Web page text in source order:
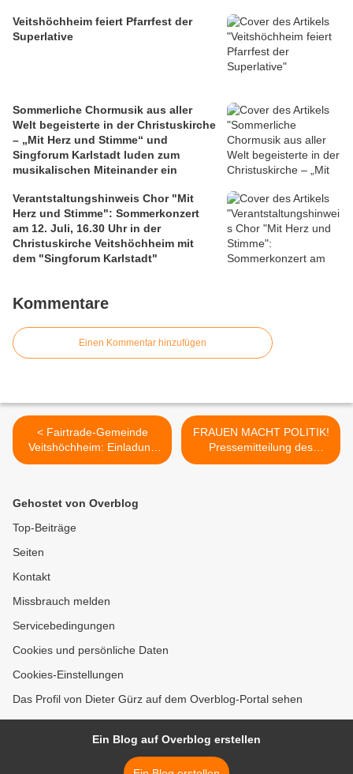
Veitshöchheim feiert Pfarrfest der
Superlative
Sommerliche Chormusik aus aller
Welt begeisterte in der Christuskirche
– „Mit Herz und Stimme“ und
Singforum Karlstadt luden zum
musikalischen Miteinander ein
Verantstaltungshinweis Chor "Mit
Herz und Stimme": Sommerkonzert
am 12. Juli, 16.30 Uhr in der
Christuskirche Veitshöchheim mit
dem "Singforum Karlstadt"
Kommentare
Einen Kommentar hinzufügen
< Fairtrade-Gemeinde
Veitshöchheim: Einladung
zum Ökumenischen
am 15. September 2023
FRAUEN MACHT POLITIK!
Pressemitteilung des
Grünen Ortsverbandes
Gehostet von Overblog
Top-Beiträge
Seiten
Kontakt
Missbrauch melden
Servicebedingungen
Cookies und persönliche Daten
Cookies-Einstellungen
Das Profil von Dieter Gürz auf dem Overblog-Portal sehen
Ein Blog auf Overblog erstellen